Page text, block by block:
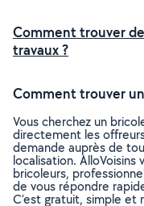
Comment trouver
travaux ?
Comment trouver
Vous cherchez un
directement les
demande auprès de
localisation.
bricoleurs,
de vous répondre
C’est gratuit, simple et